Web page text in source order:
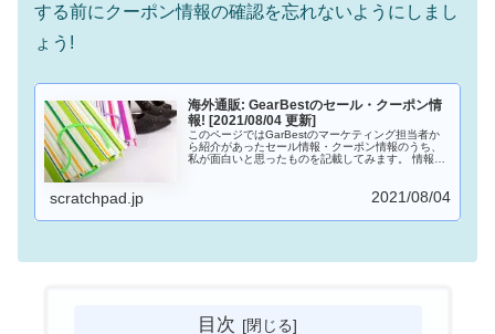
する前にクーポン情報の確認を忘れないようにしまし
ょう!
海外通販: GearBestのセール・クーポン情
報! [2021/08/04 更新]
このページではGarBestのマーケティング担当者か
ら紹介があったセール情報・クーポン情報のうち、
私が面白いと思ったものを記載してみます。 情報が
scratchpad.jp 2021/08/04
目次